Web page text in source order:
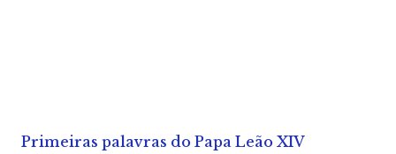
Primeiras palavras do Papa Leão XIV